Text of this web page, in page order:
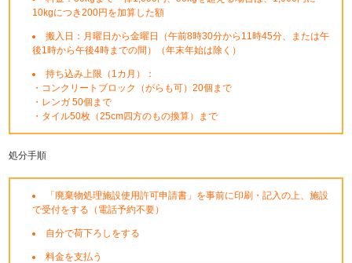
10kgにつき200円を加算した額
搬入日：月曜日から金曜日（午前8時30分から11時45分、または午
後1時から午後4時までの間）（年末年始は除く）
持ち込み上限（1カ月）：
・コンクリートブロック（がらも可）20個まで
・レンガ 50個まで
・タイル50枚（25cm四方のもの換算）まで
処分手順
「廃棄物処理施設使用許可申請書」を事前に印刷・記入の上、施設
で受付をする（電話予約不要）
自分で荷下ろしをする
料金を支払う